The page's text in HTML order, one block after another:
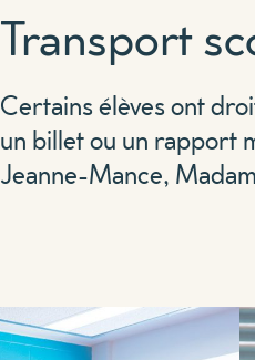
Transport
Certains élèves ont
un billet ou un rapport
Jeanne-Mance,